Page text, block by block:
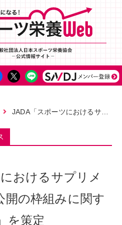
JADA「スポーツにおけるサプリメントの製品情報公開の枠組みに関するガイドライン」を策定
おけるサプリメ
開の枠組みに関す
を策定